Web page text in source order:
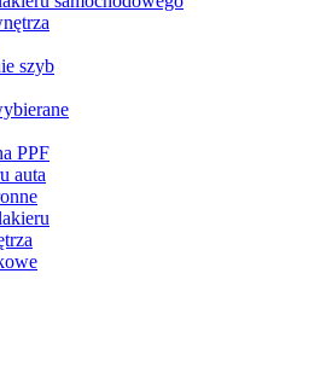
szyb
PPF
auta